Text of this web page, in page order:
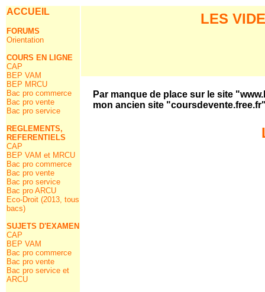
ACCUEIL
FORUMS
Orientation
COURS EN LIGNE
CAP
BEP VAM
BEP MRCU
Bac pro commerce
Bac pro vente
Bac pro service
REGLEMENTS,
REFERENTIELS
CAP
BEP VAM et MRCU
Bac pro commerce
Bac pro vente
Bac pro service
Bac pro ARCU
Eco-Droit (2013, tous
bacs)
SUJETS D'EXAMEN
CAP
BEP VAM
Bac pro commerce
Bac pro vente
Bac pro service et
ARCU
LES
Par manque de place sur le site
mon ancien site